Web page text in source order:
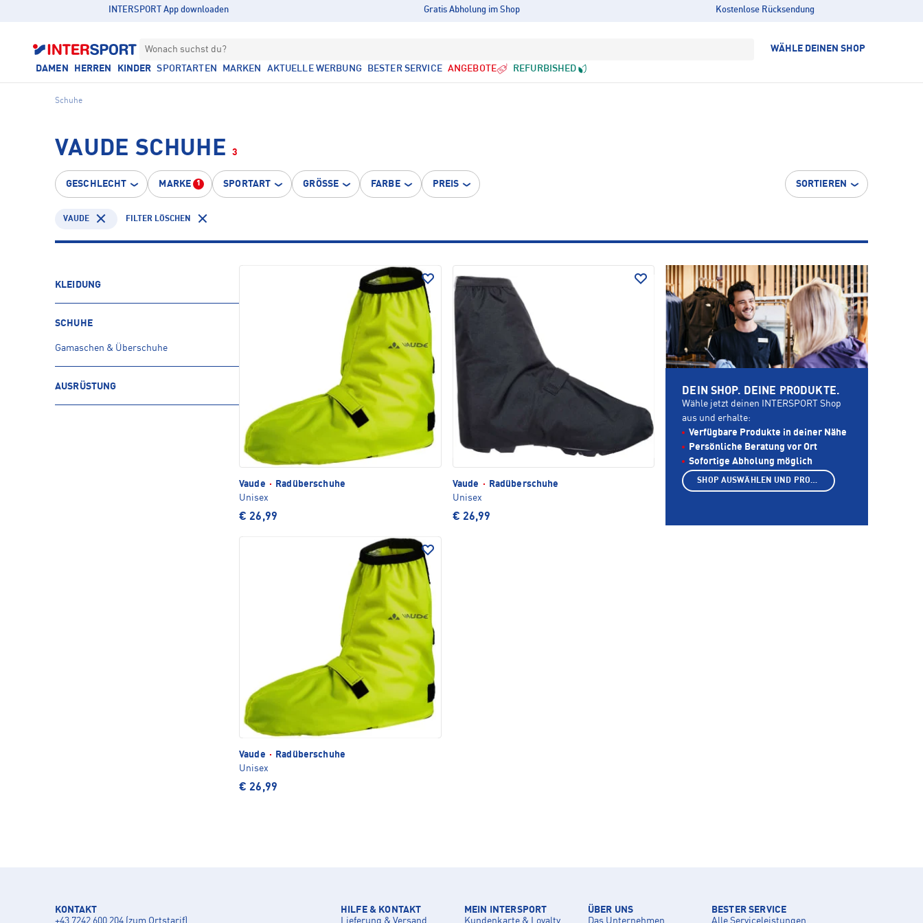
INTERSPORT App downloaden Gratis Abholung im Shop Kostenlose Rücksendung
Wonach suchst du? WÄHLE DEINEN SHOP
DAMEN HERREN KINDER SPORTARTEN MARKEN AKTUELLE WERBUNG BESTER SERVICE ANGEBOTE REFURBISHED
Schuhe
VAUDE SCHUHE 3
GESCHLECHT MARKE 1 SPORTART GRÖSSE FARBE PREIS SORTIEREN
VAUDE FILTER LÖSCHEN
KLEIDUNG
SCHUHE
Gamaschen & Überschuhe
AUSRÜSTUNG
Vaude ·
Radüberschuhe
Unisex
€ 26,99
Vaude ·
Radüberschuhe
Unisex
€ 26,99
Vaude ·
Radüberschuhe
Unisex
€ 26,99
DEIN SHOP. DEINE PRODUKTE.
Wähle jetzt deinen INTERSPORT Shop
aus und erhalte:
Verfügbare Produkte in deiner Nähe
Persönliche Beratung vor Ort
Sofortige Abholung möglich
SHOP AUSWÄHLEN UND PRODUKTE ANZEIGEN
KONTAKT
HILFE & KONTAKT
MEIN INTERSPORT
ÜBER UNS
BESTER SERVICE